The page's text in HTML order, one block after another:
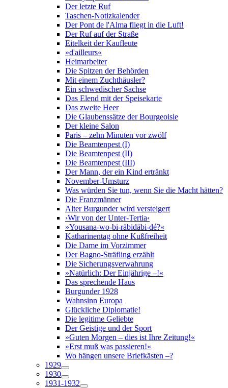
Der letzte Ruf
Taschen-Notizkalender
Der Pont de l'Alma fliegt in die Luft!
Der Ruf auf der Straße
Eitelkeit der Kaufleute
»d'ailleurs«
Heimarbeiter
Die Spitzen der Behörden
Mit einem Zuchthäusler?
Ein schwedischer Sachse
Das Elend mit der Speisekarte
Das zweite Heer
Die Glaubenssätze der Bourgeoisie
Der kleine Salon
Paris – zehn Minuten vor zwölf
Die Beamtenpest (I)
Die Beamtenpest (II)
Die Beamtenpest (III)
Der Mann, der ein Kind ertränkt
November-Umsturz
Was würden Sie tun, wenn Sie die Macht hätten?
Die Franzmänner
Alter Burgunder wird versteigert
›Wir von der Unter-Tertia‹
»Yousana-wo-bi-räbidäbi-dé?«
Katharinentag ohne Kußfreiheit
Die Dame im Vorzimmer
Der Bagno-Sträfling erzählt
Die Sicherungsverwahrung
»Natürlich: Der Einjährige –!«
Das sprechende Haus
Burgunder 1928
Wahnsinn Europa
Glückliche Diplomatie!
Die legitime Geliebte
Der Geistige und der Sport
»Guten Morgen – dies ist Ihre Zeitung!«
»Erst muß was passieren!«
Wo hängen unsere Briefkästen –?
1929
1930
1931-1932